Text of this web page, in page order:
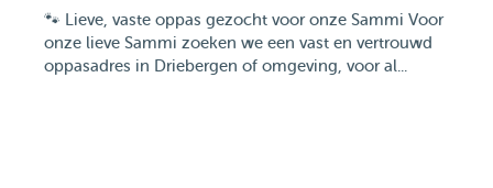
🐾 Lieve, vaste oppas gezocht voor onze Sammi Voor
onze lieve Sammi zoeken we een vast en vertrouwd
oppasadres in Driebergen of omgeving, voor al...